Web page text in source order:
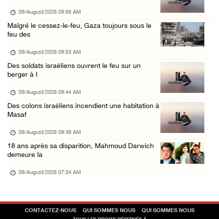
L’occupation continue de ravager des terres ...
08/August/2026 12:16 PM
73384 martyrs et 174242 blessés depuis le dé ...
08/August/2026 11:22 AM
09/August/2026 09:56 AM
Malgré le cessez-le-feu, Gaza toujours sous le
feu des
09/August/2026 09:53 AM
Des soldats israéliens ouvrent le feu sur un
berger à I
09/August/2026 09:44 AM
Des colons israéliens incendient une habitation à
Masaf
09/August/2026 09:38 AM
18 ans après sa disparition, Mahmoud Darwich
demeure la
09/August/2026 07:34 AM
CONTACTEZ-NOUS QUI SOMMES NOUS QUI SOMMES NOUS